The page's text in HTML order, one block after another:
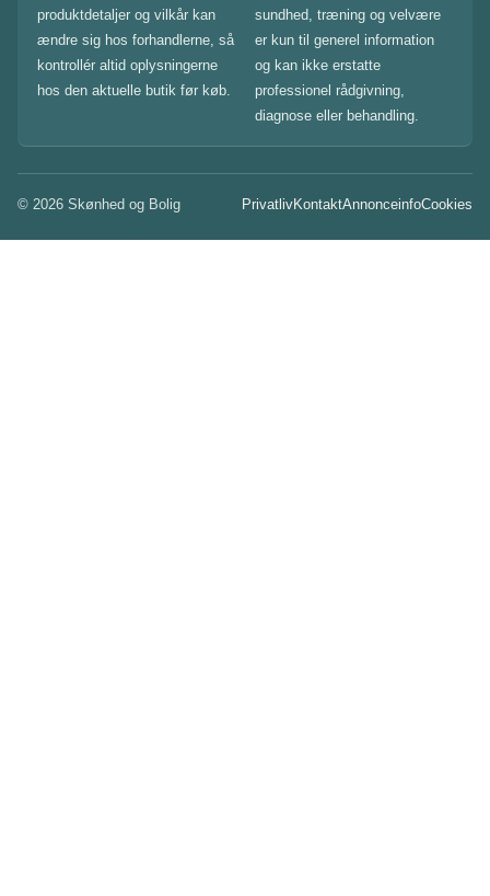
produktdetaljer og vilkår kan
ændre sig hos forhandlerne, så
kontrollér altid oplysningerne
hos den aktuelle butik før køb.
sundhed, træning og velvære
er kun til generel information
og kan ikke erstatte
professionel rådgivning,
diagnose eller behandling.
© 2026 Skønhed og Bolig PrivatlivKontaktAnnonceinfoCookies